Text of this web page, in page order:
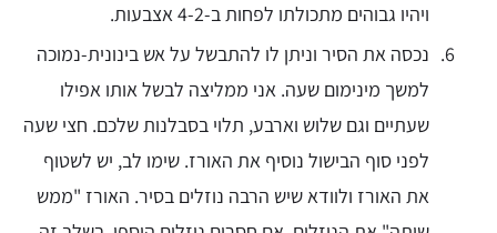
ויהיו גבוהים מתכולתו לפחות ב-4-2 אצבעות.
נכסה את הסיר וניתן לו להתבשל על אש בינונית-נמוכה
למשך מינימום שעה. אני ממליצה לבשל אותו אפילו
שעתיים וגם שלוש וארבע, תלוי בסבלנות שלכם. חצי שעה
לפני סוף הבישול נוסיף את האורז. שימו לב, יש לשטוף
את האורז ולוודא שיש הרבה נוזלים בסיר. האורז "ממש